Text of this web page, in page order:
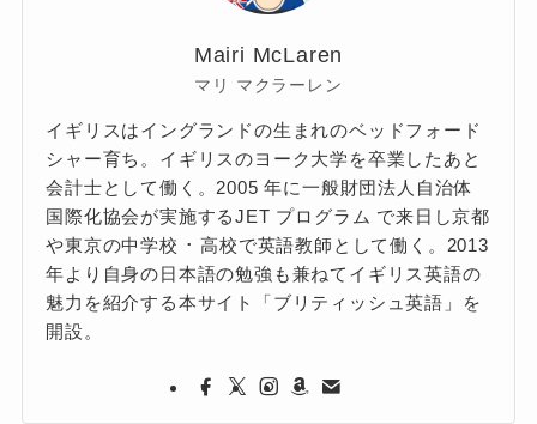
Mairi McLaren
マリ マクラーレン
イギリスはイングランドの生まれのベッドフォード
シャー育ち。イギリスのヨーク大学を卒業したあと
会計士として働く。2005 年に一般財団法人自治体
国際化協会が実施するJET プログラム で来日し京都
や東京の中学校 ･ 高校で英語教師として働く。2013
年より自身の日本語の勉強も兼ねてイギリス英語の
魅力を紹介する本サイト「ブリティッシュ英語」を
開設。